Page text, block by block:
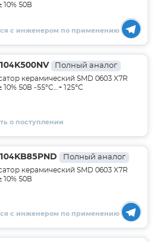
50В
с инженером по применению
Полный аналог
керамический SMD 0603 X7R
50В -55°С…+125°С
о поступлении
Полный аналог
керамический SMD 0603 X7R
50В
с инженером по применению